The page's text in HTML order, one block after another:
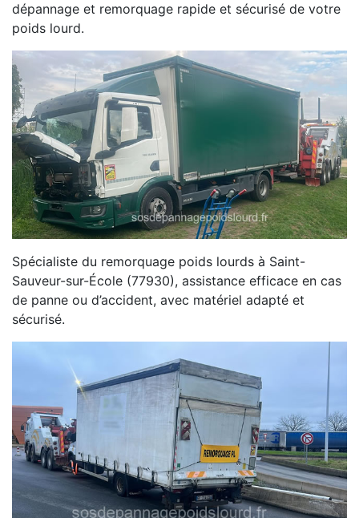
dépannage et remorquage rapide et sécurisé de votre
poids lourd.
Spécialiste du remorquage poids lourds à Saint-
Sauveur-sur-École (77930), assistance efficace en cas
de panne ou d’accident, avec matériel adapté et
sécurisé.